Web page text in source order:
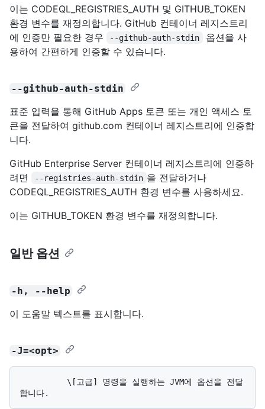
이는 CODEQL_REGISTRIES_AUTH 및 GITHUB_TOKEN
환경 변수를 재정의합니다. GitHub 컨테이너 레지스트리
에 인증만 필요한 경우
--github-auth-stdin
옵션을 사
용하여 간편하게 인증할 수 있습니다.
--github-auth-stdin
표준 입력을 통해 GitHub Apps 토큰 또는 개인 액세스 토
큰을 전달하여 github.com 컨테이너 레지스트리에 인증합
니다.
GitHub Enterprise Server 컨테이너 레지스트리에 인증하
려면
--registries-auth-stdin 을 전달하거나
CODEQL_REGISTRIES_AUTH 환경 변수를 사용하세요.
이는 GITHUB_TOKEN 환경 변수를 재정의합니다.
일반 옵션
-h, --help
이 도움말 텍스트를 표시합니다.
-J=<opt>